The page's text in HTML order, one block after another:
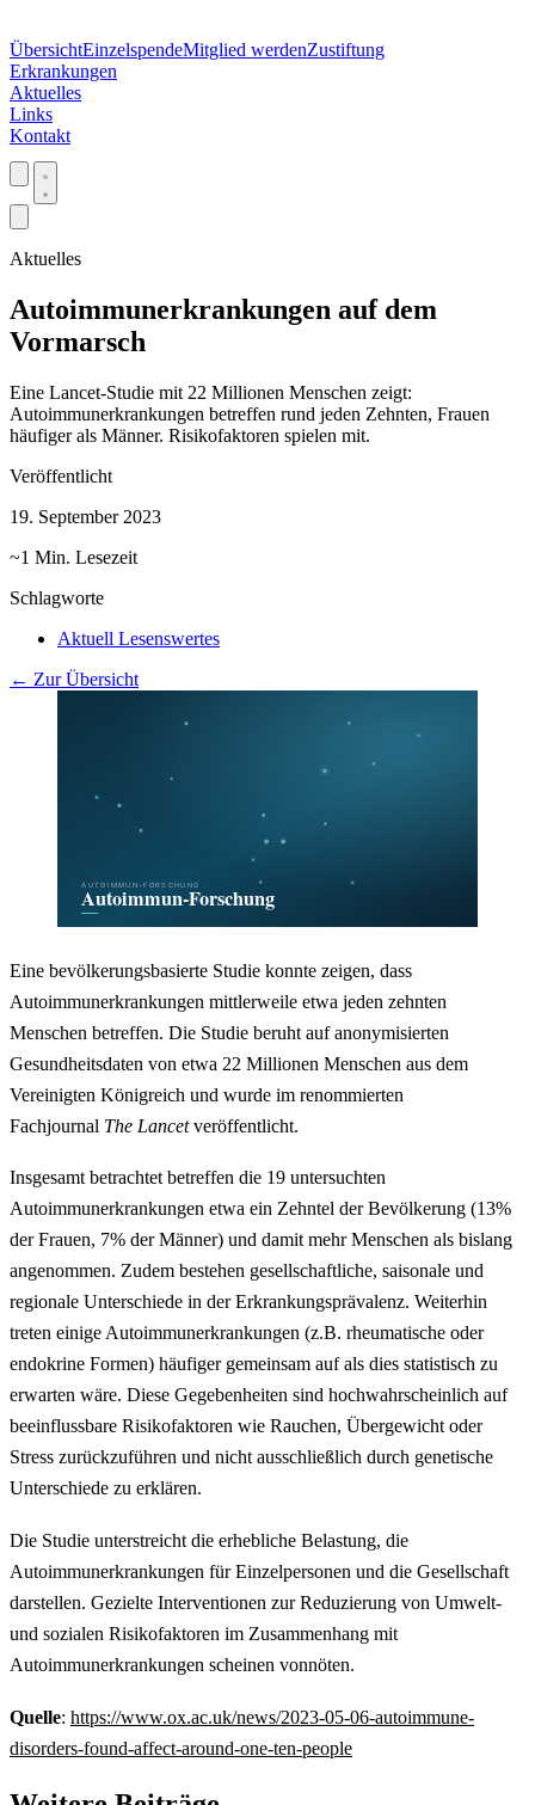
ÜbersichtEinzelspendeMitglied werdenZustiftung
Erkrankungen
Aktuelles
Links
Kontakt
Aktuelles
Autoimmunerkrankungen auf dem
Vormarsch
Eine Lancet-Studie mit 22 Millionen Menschen zeigt:
Autoimmunerkrankungen betreffen rund jeden Zehnten, Frauen
häufiger als Männer. Risikofaktoren spielen mit.
Veröffentlicht
19. September 2023
~1 Min. Lesezeit
Schlagworte
Aktuell Lesenswertes
← Zur Übersicht
Eine bevölkerungsbasierte Studie konnte zeigen, dass
Autoimmunerkrankungen mittlerweile etwa jeden zehnten
Menschen betreffen. Die Studie beruht auf anonymisierten
Gesundheitsdaten von etwa 22 Millionen Menschen aus dem
Vereinigten Königreich und wurde im renommierten
Fachjournal The Lancetveröffentlicht.
Insgesamt betrachtet betreffen die 19 untersuchten
Autoimmunerkrankungen etwa ein Zehntel der Bevölkerung (13%
der Frauen, 7% der Männer) und damit mehr Menschen als bislang
angenommen. Zudem bestehen gesellschaftliche, saisonale und
regionale Unterschiede in der Erkrankungsprävalenz. Weiterhin
treten einige Autoimmunerkrankungen (z.B. rheumatische oder
endokrine Formen) häufiger gemeinsam auf als dies statistisch zu
erwarten wäre. Diese Gegebenheiten sind hochwahrscheinlich auf
beeinflussbare Risikofaktoren wie Rauchen, Übergewicht oder
Stress zurückzuführen und nicht ausschließlich durch genetische
Unterschiede zu erklären.
Die Studie unterstreicht die erhebliche Belastung, die
Autoimmunerkrankungen für Einzelpersonen und die Gesellschaft
darstellen. Gezielte Interventionen zur Reduzierung von Umwelt-
und sozialen Risikofaktoren im Zusammenhang mit
Autoimmunerkrankungen scheinen vonnöten.
Quelle: https://www.ox.ac.uk/news/2023-05-06-autoimmune-
disorders-found-affect-around-one-ten-people